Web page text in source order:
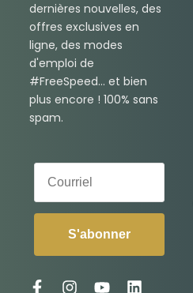
dernières nouvelles, des
offres exclusives en
ligne, des modes
d'emploi de
#FreeSpeed... et bien
plus encore ! 100% sans
spam.
Courriel
S'abonner
F
I
Y
L